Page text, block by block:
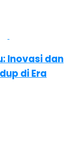
Inovasi dan
di Era